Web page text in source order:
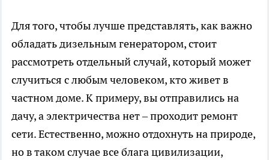
Для того, чтобы лучше представлять, как важно
обладать дизельным генератором, стоит
рассмотреть отдельный случай, который может
случиться с любым человеком, кто живет в
частном доме. К примеру, вы отправились на
дачу, а электричества нет – проходит ремонт
сети. Естественно, можно отдохнуть на природе,
но в таком случае все блага цивилизации,